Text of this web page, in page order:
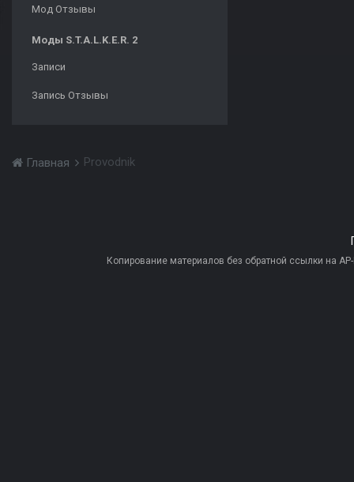
Мод Отзывы
Моды S.T.A.L.K.E.R. 2
Записи
Запись Отзывы
Главная Provodnik
Копирование материалов без обратной ссылки на